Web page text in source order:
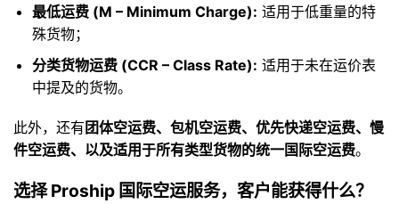
最低运费 (M – Minimum Charge): 适用于低重量的特
殊货物；
分类货物运费 (CCR – Class Rate): 适用于未在运价表
中提及的货物。
此外，还有 团体空运费、包机空运费、优先快递空运费、慢
件空运费、以及适用于所有类型货物的统一国际空运费。
选择 Proship 国际空运服务，客户能获得什么？